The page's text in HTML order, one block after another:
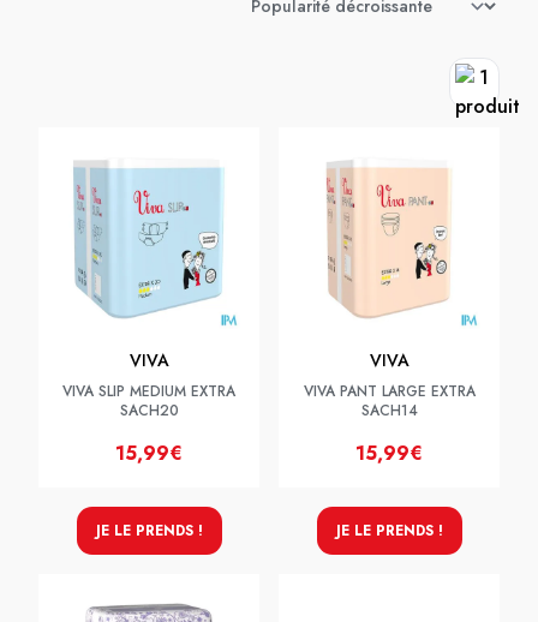
VIVA
VIVA SLIP MEDIUM EXTRA
SACH20
15,99€
JE LE PRENDS !
VIVA
VIVA PANT LARGE EXTRA
SACH14
15,99€
JE LE PRENDS !